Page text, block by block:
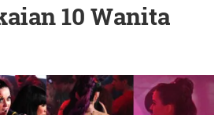
10 Wanita